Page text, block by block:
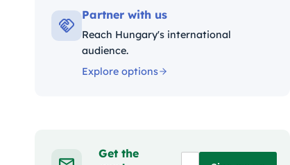
Partner with us
Reach Hungary's international
audience.
Explore options
Get the